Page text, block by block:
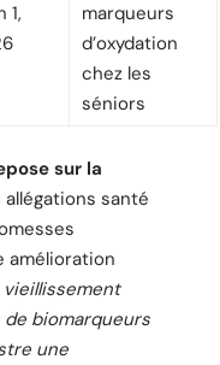
1,
marqueurs
d’oxydation
chez les
séniors
sur la
allégations santé
amélioration
vieillissement
biomarqueurs
une